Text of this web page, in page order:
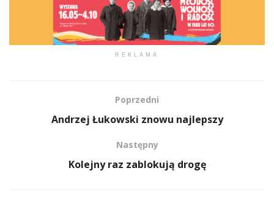
REKLAMA
Poprzedni
Andrzej Łukowski znowu najlepszy
Następny
Kolejny raz zablokują drogę